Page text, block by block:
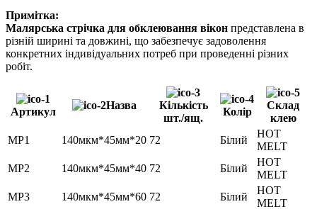
Примітка:
Малярська стрічка для обклеювання вікон представлена ​​в
різній ширині та довжині, що забезпечує задоволення
конкретних індивідуальних потреб при проведенні різних
робіт.
Артикул
Назва
Кількість
шт./ящ.
Колір
Склад
клею
MP1
140мкм*45мм*20 72 Білий
HOT
MELT
MP2
140мкм*45мм*40 72 Білий
HOT
MELT
MP3
140мкм*45мм*60 72 Білий
HOT
MELT